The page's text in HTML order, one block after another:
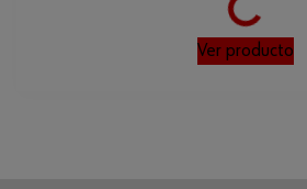
Ver producto